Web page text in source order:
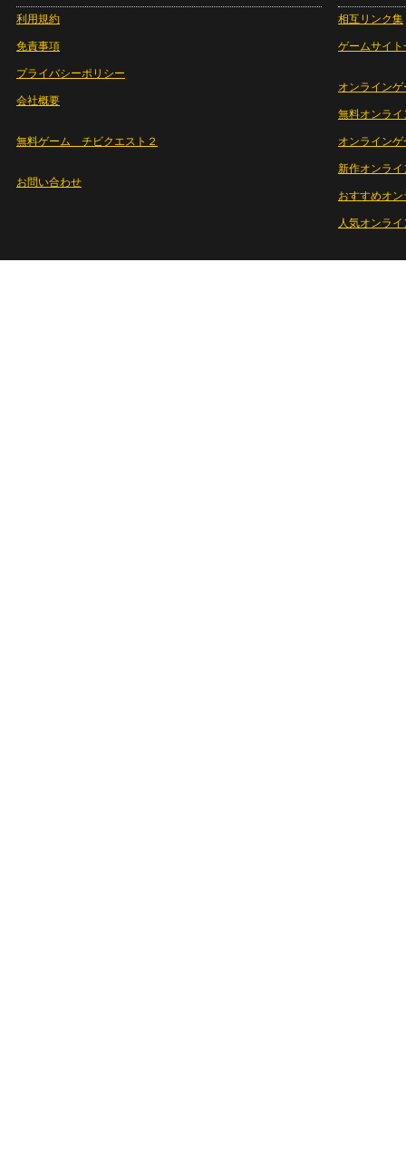
利用規約
免責事項
プライバシーポリシー
会社概要
無料ゲーム チビクエスト２
お問い合わせ
相互リンク集
ゲームサイト
オンラインゲ
無料オンライ
オンライン
新作オンライ
おすすめオ
人気オンラ